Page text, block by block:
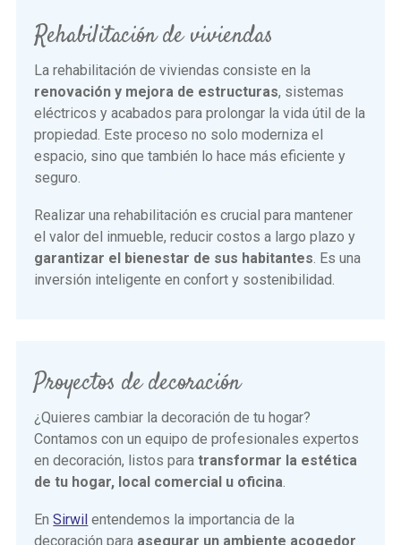
Rehabilitación de viviendas
La rehabilitación de viviendas consiste en la
renovación y mejora de estructuras, sistemas
eléctricos y acabados para prolongar la vida útil de la
propiedad. Este proceso no solo moderniza el
espacio, sino que también lo hace más eficiente y
seguro.
Realizar una rehabilitación es crucial para mantener
el valor del inmueble, reducir costos a largo plazo y
garantizar el bienestar de sus habitantes. Es una
inversión inteligente en confort y sostenibilidad.
Proyectos de decoración
¿Quieres cambiar la decoración de tu hogar?
Contamos con un equipo de profesionales expertos
en decoración, listos paratransformar la estética
de tu hogar, local comercial u oficina.
EnSirwil entendemos la importancia de la
decoración para asegurar un ambiente acogedor